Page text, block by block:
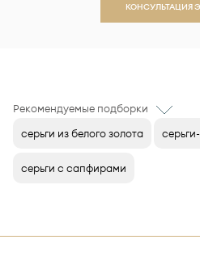
КОНСУЛЬТАЦИЯ
Рекомендуемые подборки
серьги из белого золота
серьги с сапфирами